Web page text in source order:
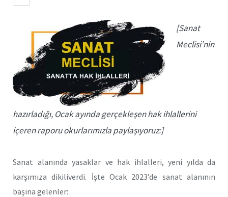
[Sanat
Meclisi’nin
hazırladığı, Ocak ayında gerçekleşen hak ihlallerini
içeren raporu okurlarımızla paylaşıyoruz:]
Sanat alanında yasaklar ve hak ihlalleri, yeni yılda da
karşımıza dikiliverdi. İşte Ocak 2023’de sanat alanının
başına gelenler: